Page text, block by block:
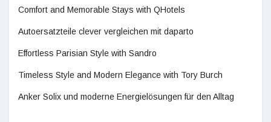
Comfort and Memorable Stays with QHotels
Autoersatzteile clever vergleichen mit daparto
Effortless Parisian Style with Sandro
Timeless Style and Modern Elegance with Tory Burch
Anker Solix und moderne Energielösungen für den Alltag